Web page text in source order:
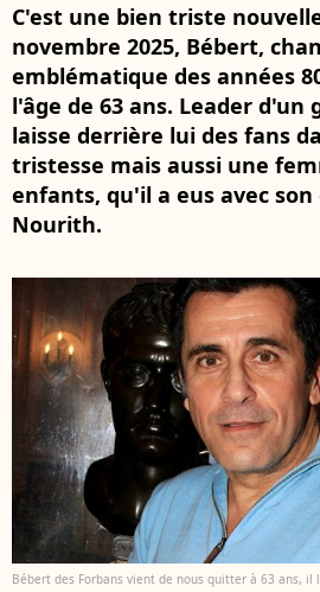
C'est une bien triste
novembre 2025, Bébert,
emblématique des années
l'âge de 63 ans. Leader d'un
laisse derrière lui des fans
tristesse mais aussi une
enfants, qu'il a eus avec
Nourith.
Bébert des Forbans vient de nous quitter à 63 ans,